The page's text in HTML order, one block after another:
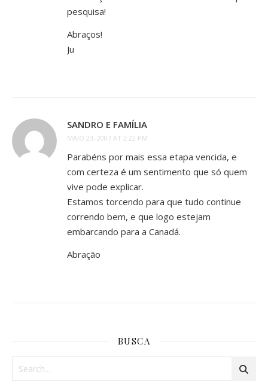
pesquisa!
Abraços!
Ju
SANDRO E FAMÍLIA
MAIO 23, 2007 AT 2:22 PM
Parabéns por mais essa etapa vencida, e
com certeza é um sentimento que só quem
vive pode explicar.
Estamos torcendo para que tudo continue
correndo bem, e que logo estejam
embarcando para a Canadá.
Abração
BUSCA